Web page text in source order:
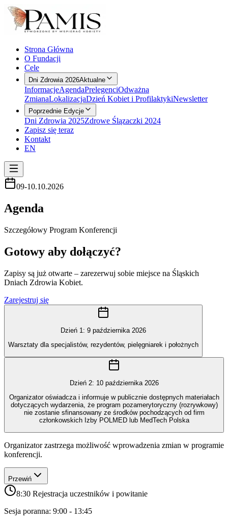
Strona Główna
O Fundacji
Cele
Dni Zdrowia 2026Aktualne
InformacjeAgendaPrelegenciOdważna
ZmianaLokalizacjaDzień Kobiet i ProfilaktykiNewsletter
Poprzednie Edycje
Dni Zdrowia 2025Zdrowe Ślązaczki 2024
Zapisz się teraz
Kontakt
EN
09-10.10.2026
Agenda
Szczegółowy Program Konferencji
Gotowy aby dołączyć?
Zapisy są już otwarte – zarezerwuj sobie miejsce na Śląskich
Dniach Zdrowia Kobiet.
Zarejestruj się
Dzień 1 : 9 października 2026
Warsztaty dla specjalistów, rezydentów, pielęgniarek i położnych
Dzień 2: 10 października 2026
Organizator oświadcza i informuje w publicznie dostępnych materiałach
dotyczących wydarzenia, że program pozamerytoryczny (rozrywkowy)
nie zostanie sfinansowany ze środków pochodzących od firm
członkowskich Izby POLMED lub MedTech Polska
Organizator zastrzega możliwość wprowadzenia zmian w programie
konferencji.
Przewiń
8:30 Rejestracja uczestników i powitanie
Sesja poranna: 9:00 - 13:45